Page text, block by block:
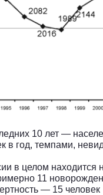
10 лет —
в год, темпами,
в целом находится
11
— 15 человек